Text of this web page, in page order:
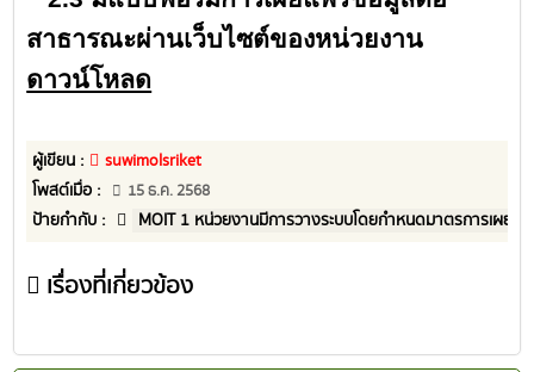
สาธารณะผ่านเว็บไซต์ของหน่วยงาน
ดาวน์โหลด
ผู้เขียน :
suwimolsriket
โพสต์เมื่อ :
15 ธ.ค. 2568
ป้ายกำกับ : MOIT 1 หน่วยงานมีการวางระบบโดยกำหนดมาตรการเผย
เรื่องที่เกี่ยวข้อง